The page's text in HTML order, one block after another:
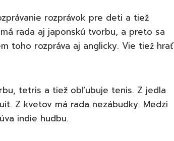
rozprávok pre deti a tiež
rada aj japonskú tvorbu, a preto sa
toho rozpráva aj anglicky. Vie tiež hrať
tetris a tiež obľubuje tenis. Z jedla
Z kvetov má rada nezábudky. Medzi
indie hudbu.